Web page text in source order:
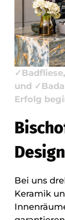
Badfliese,
Stein +
und
Erfolg
Bei uns
Keramik